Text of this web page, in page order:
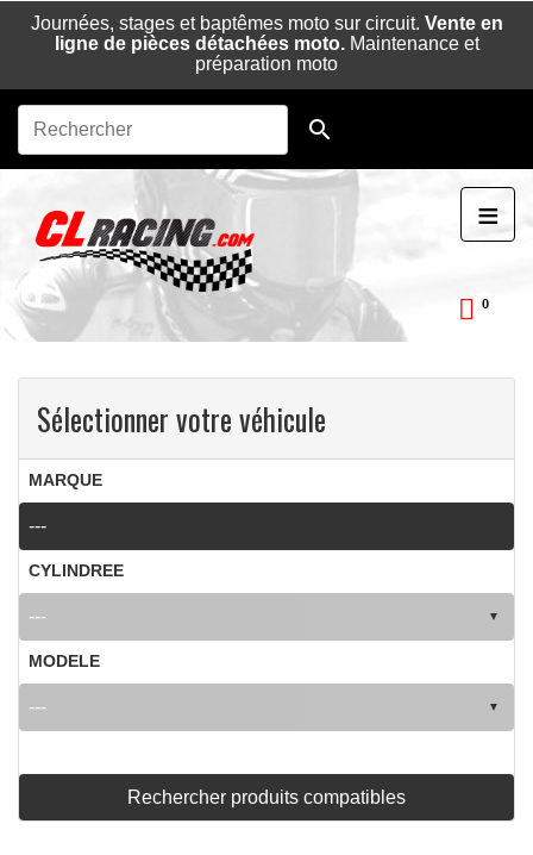
Journées, stages et baptêmes moto sur circuit. Vente en
ligne de pièces détachées moto.Maintenance et
préparation moto

≡
0
Sélectionner votre véhicule
MARQUE
CYLINDREE
MODELE
Rechercher produits compatibles